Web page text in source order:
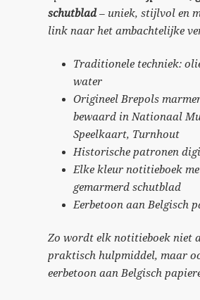
schutblad– uniek, stijlvol en
link naar het ambachtelijke
Traditionele techniek:
water
Origineel Brepols
bewaard in Nationaal
Speelkaart, Turnhout
Historische patronen
Elke kleur notitieboek
gemarmerd schutblad
Eerbetoon aan Belgisch
Zo wordt elk notitieboek niet
praktisch hulpmiddel, maar
eerbetoon aan Belgisch